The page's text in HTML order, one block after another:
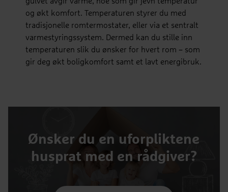
og økt komfort. Temperaturen styrer du med
tradisjonelle romtermostater, eller via et sentralt
varmestyringssystem. Dermed kan du stille inn
temperaturen slik du ønsker for hvert rom – som
gir deg økt boligkomfort samt et lavt energibruk.
Ønsker du en uforpliktene
husprat med en rådgiver?